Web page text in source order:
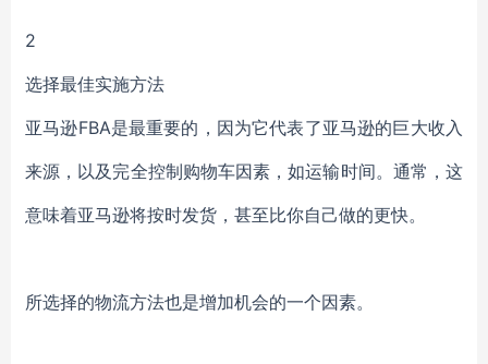
2
选择最佳实施方法
亚马逊FBA是最重要的，因为它代表了亚马逊的巨大收入
来源，以及完全控制购物车因素，如运输时间。通常，这
意味着亚马逊将按时发货，甚至比你自己做的更快。
所选择的物流方法也是增加机会的一个因素。